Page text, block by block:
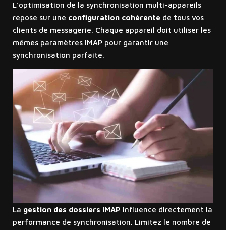
L’optimisation de la synchronisation multi-appareils
repose sur une configuration cohérentede tous vos
clients de messagerie. Chaque appareil doit utiliser les
mêmes paramètres IMAP pour garantir une
synchronisation parfaite.
La gestion des dossiers IMAP influence directement la
performance de synchronisation. Limitez le nombre de